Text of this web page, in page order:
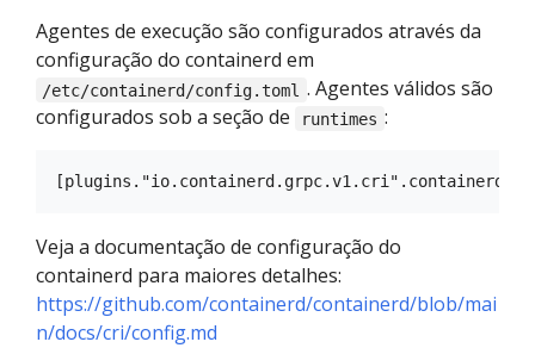
Agentes de execução são configurados através da
configuração do containerd em
/etc/containerd/config.toml . Agentes válidos são
configurados sob a seção de
runtimes :
Veja a documentação de configuração do
containerd para maiores detalhes:
https://github.com/containerd/containerd/blob/mai
n/docs/cri/config.md